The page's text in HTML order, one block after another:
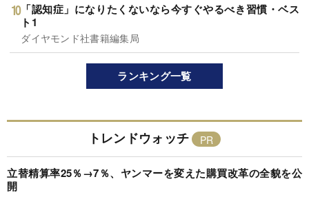
「認知症」になりたくないなら今すぐやるべき習慣・ベス
ト1
ダイヤモンド社書籍編集局
ランキング一覧
トレンドウォッチ
立替精算率25％→7％、ヤンマーを変えた購買改革の全貌を公
開